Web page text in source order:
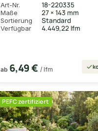
Art-Nr. 18-220335
Maße 27 × 143 mm
Sortierung Standard
Verfügbar 4.449,22 lfm
ab 6,49 € / lfm
PEFC zertifiziert